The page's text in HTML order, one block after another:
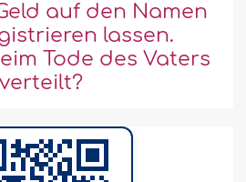
auf den Namen
lassen.
Tode des Vaters